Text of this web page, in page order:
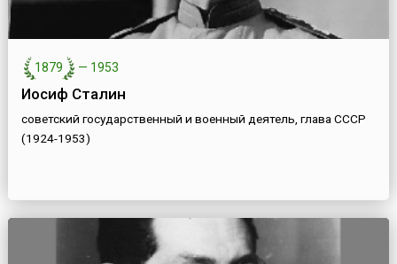
1879 — 1953
Иосиф Сталин
советский государственный и военный деятель, глава СССР
(1924-1953)